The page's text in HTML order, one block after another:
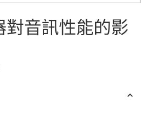
Video
對音訊性能的影